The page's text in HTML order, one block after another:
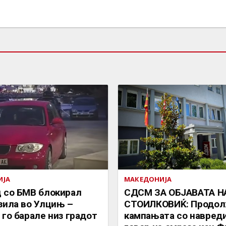
со БМВ блокирал
во Улцињ –
барале низ градот
МАКЕДОНИЈА
СДСМ ЗА ОБЈАВАТА
СТОИЛКОВИЌ:
кампањата со